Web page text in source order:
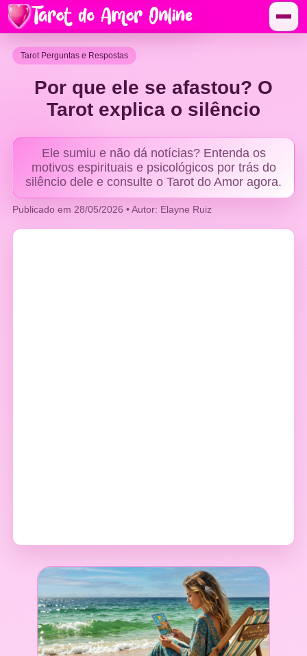
Tarot Perguntas e Respostas
Por que ele se afastou? O
Tarot explica o silêncio
Ele sumiu e não dá notícias? Entenda os
motivos espirituais e psicológicos por trás do
silêncio dele e consulte o Tarot do Amor agora.
Publicado em 28/05/2026 • Autor: Elayne Ruiz